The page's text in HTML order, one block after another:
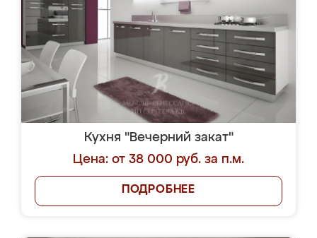
Кухня "Вечерний закат"
Цена: от 38 000 руб. за п.м.
ПОДРОБНЕЕ